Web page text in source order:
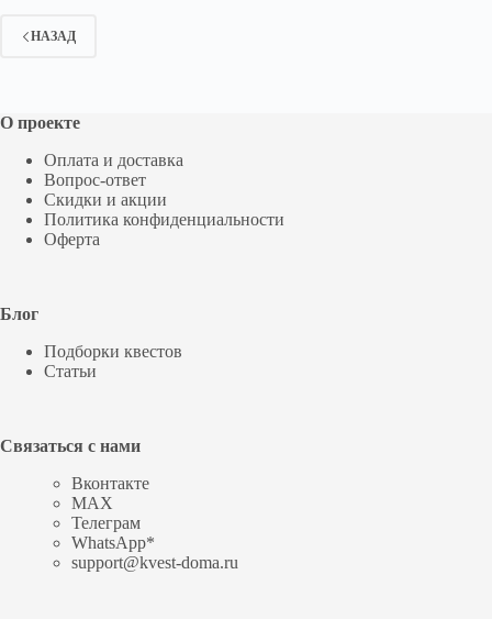
НАЗАД
О проекте
Оплата и доставка
Вопрос-ответ
Скидки и акции
Политика конфиденциальности
Оферта
Блог
Подборки квестов
Статьи
Связаться с нами
Вконтакте
MAX
Телеграм
WhatsApp*
support@kvest-doma.ru